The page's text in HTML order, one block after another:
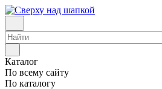
Каталог
По всему сайту
По каталогу